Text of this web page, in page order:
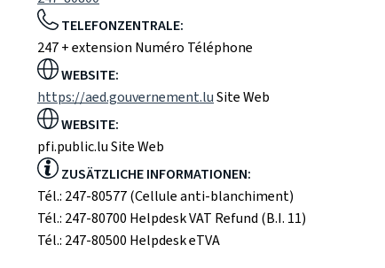
TELEFONZENTRALE:
247 + extension Numéro Téléphone
WEBSITE:
https://aed.gouvernement.luSite Web
WEBSITE:
pfi.public.luSite Web
ZUSÄTZLICHE INFORMATIONEN:
Tél.: 247-80577 (Cellule anti-blanchiment)
Tél.: 247-80700 Helpdesk VAT Refund (B.I. 11)
Tél.: 247-80500 Helpdesk eTVA